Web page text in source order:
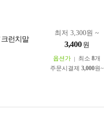
크런치말
최저 3,300원 ~
3,400 원
옵션가 최소 8개
주문시결제 3,000원~